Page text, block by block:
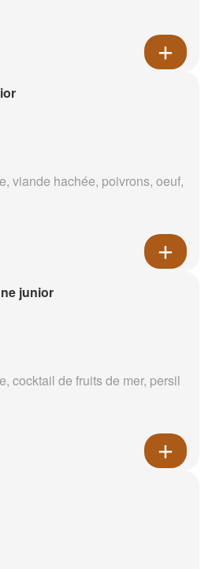
viande hachée, poivrons, oeuf,
junior
cocktail de fruits de mer, persil